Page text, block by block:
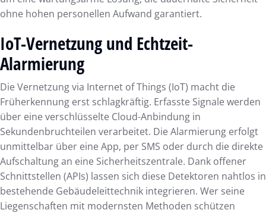
ohne hohen personellen Aufwand garantiert.
IoT-Vernetzung und Echtzeit-
Alarmierung
Die Vernetzung via Internet of Things (IoT) macht die
Früherkennung erst schlagkräftig. Erfasste Signale werden
über eine verschlüsselte Cloud-Anbindung in
Sekundenbruchteilen verarbeitet. Die Alarmierung erfolgt
unmittelbar über eine App, per SMS oder durch die direkte
Aufschaltung an eine Sicherheitszentrale. Dank offener
Schnittstellen (APIs) lassen sich diese Detektoren nahtlos in
bestehende Gebäudeleittechnik integrieren. Wer seine
Liegenschaften mit modernsten Methoden schützen